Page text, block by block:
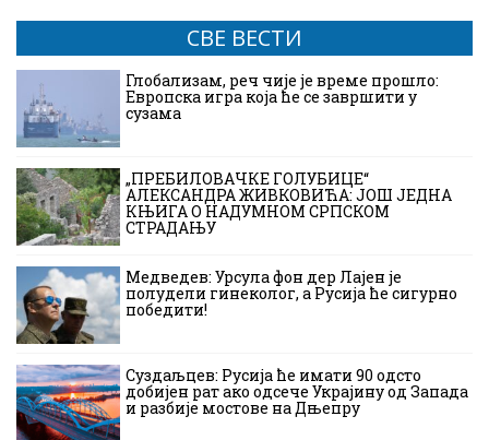
СВЕ ВЕСТИ
Глобализам, реч чије је време прошло:
Европска игра која ће се завршити у
сузама
„ПРЕБИЛОВАЧКЕ ГОЛУБИЦЕ“
АЛЕКСАНДРА ЖИВКОВИЋА: ЈОШ ЈЕДНА
КЊИГА О НАДУМНОМ СРПСКОМ
СТРАДАЊУ
Медведев: Урсула фон дер Лајен је
полудели гинеколог, а Русија ће сигурно
победити!
Суздаљцев: Русија ће имати 90 одсто
добијен рат ако одсече Украјину од Запада
и разбије мостове на Дњепру